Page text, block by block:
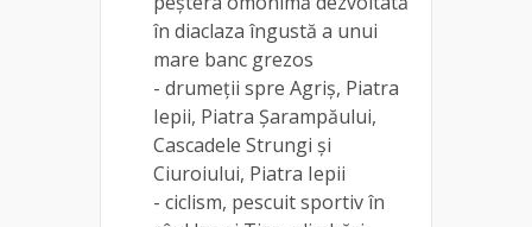
în diaclaza îngustă a unui
mare banc grezos
- drumeții spre Agriș, Piatra
Iepii, Piatra Șarampăului,
Cascadele Strungi și
Ciuroiului, Piatra Iepii
- ciclism, pescuit sportiv în